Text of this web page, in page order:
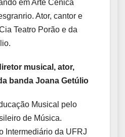
em Arte Cênica
Ator, cantor e
Teatro Porão e da
musical, ator,
banda Joana Getúlio
Musical pelo
de Música.
Intermediário da UFRJ